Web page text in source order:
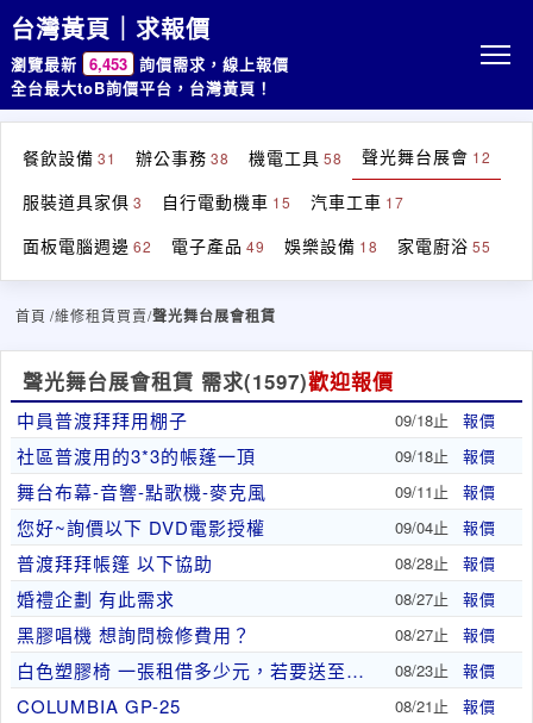
台灣黃頁｜求報價
瀏覽最新 6,453 詢價需求，線上報價
全台最大toB詢價平台，台灣黃頁！
餐飲設備 31 辦公事務 38 機電工具 58 聲光舞台展會 12
服裝道具家俱 3 自行電動機車 15 汽車工車 17
面板電腦週邊 62 電子產品 49 娛樂設備 18 家電廚浴 55
首頁 /維修租賃買賣/聲光舞台展會租賃
聲光舞台展會租賃 需求(1597)歡迎報價
中員普渡拜拜用棚子 09/18止 報價
社區普渡用的3*3的帳蓬一頂 09/18止 報價
舞台布幕-音響-點歌機-麥克風 09/11止 報價
您好~詢價以下 DVD電影授權 09/04止 報價
普渡拜拜帳篷 以下協助 08/28止 報價
婚禮企劃 有此需求 08/27止 報價
黑膠唱機 想詢問檢修費用？ 08/27止 報價
白色塑膠椅 一張租借多少元，若要送至宜蘭 運費為.. 08/23止 報價
COLUMBIA GP-25 08/21止 報價